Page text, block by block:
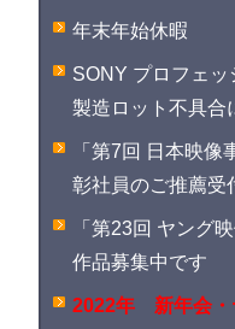
年末年始休暇
SONY プロフェ
製造ロット不具合
「第7回 日本映
彰社員のご推薦受
「第23回 ヤング
作品募集中です
2022年 新年会・